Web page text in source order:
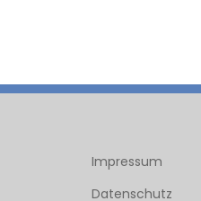
Impressum
Datenschutz